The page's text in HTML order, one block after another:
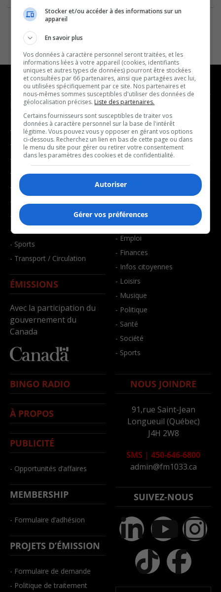
NOUVELLES
- Affaires municipales
- Communauté / Social
- Culture
- Économie
- Éducation
- Environnement
- Faits divers
- Santé et bien-être
- Sports
- Transport / Circulation
ÉMISSIONS
Avec la participation du
gouvernement du
Canada
MUSIQUE
- Décompte franco
- Joué récemment
BALADOS
- Affaires
- Art de vivre
- Bien-être
- Emploi
- Finances
- Infos citoyennes
- Loisirs
- Musique
- Politique
- Santé
- Société
- Sports
BINGO RADIO
À PROPOS
PUBLICITÉ
- Opportunités d’affaires
MEMBERSHIP
- Formulaire d’adhésion
PROJETS D’ÉMISSION
- Formulaire de demande
- Politique de traitement
NOUS JOINDRE
91,rue Saint-Jean
Longueuil (Québec)
J4H 2W8
SMS | 450-646-6800
admin@fm1033.ca
SUIVEZ-NOUS
Stocker et/ou accéder à des informations sur un
appareil
En savoir plus
Vos données à caractère personnel seront traitées, et les
informations liées à votre appareil (cookies, identifiants
uniques et autres types de données) pourront être stockées
et consultées par 66 partenaires, ainsi que partagées avec lui,
ou utilisées spécifiquement par ce site. Nos partenaires et
nous-mêmes sommes susceptibles d'utiliser des données de
géolocalisation précises. Liste des partenaires.
Certains fournisseurs sont susceptibles de traiter vos
données à caractère personnel sur la base de l'intérêt
légitime. Vous pouvez vous y opposer en gérant vos options
ci-dessous. Recherchez un lien en bas de cette page ou dans
le menu du site pour gérer ou retirer votre consentement
dans les paramètres des cookies et de confidentialité.
Autoriser
Gérer vos préférences